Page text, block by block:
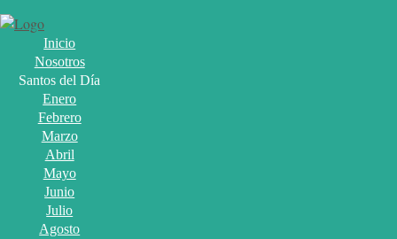
Inicio
Nosotros
Santos del Día
Enero
Febrero
Marzo
Abril
Mayo
Junio
Julio
Agosto